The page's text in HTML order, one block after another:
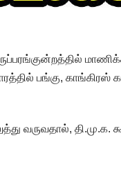
பங்கு,
வருவதால்,